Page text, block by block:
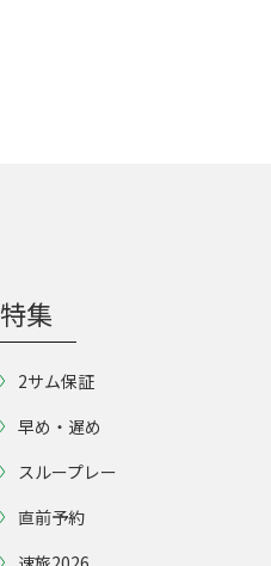
特集
2サム保証
早め・遅め
スループレー
直前予約